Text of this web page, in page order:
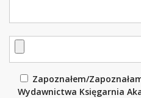
Zapoznałem/
Wydawnictwa Księgarnia